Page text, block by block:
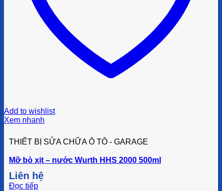
Add to wishlist
Xem nhanh
THIẾT BỊ SỬA CHỮA Ô TÔ - GARAGE
Mỡ bò xịt – nước Wurth HHS 2000 500ml
Liên hệ
Đọc tiếp